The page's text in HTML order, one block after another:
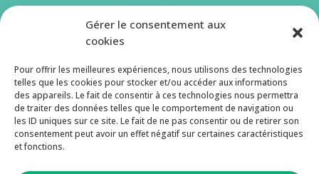
Gérer le consentement aux
cookies
Pour offrir les meilleures expériences, nous utilisons des technologies
telles que les cookies pour stocker et/ou accéder aux informations
des appareils. Le fait de consentir à ces technologies nous permettra
de traiter des données telles que le comportement de navigation ou
les ID uniques sur ce site. Le fait de ne pas consentir ou de retirer son
consentement peut avoir un effet négatif sur certaines caractéristiques
et fonctions.
Menu
L’Écomusée
L’agenda
Les publics
Infos pratiques
Actualités (blog)